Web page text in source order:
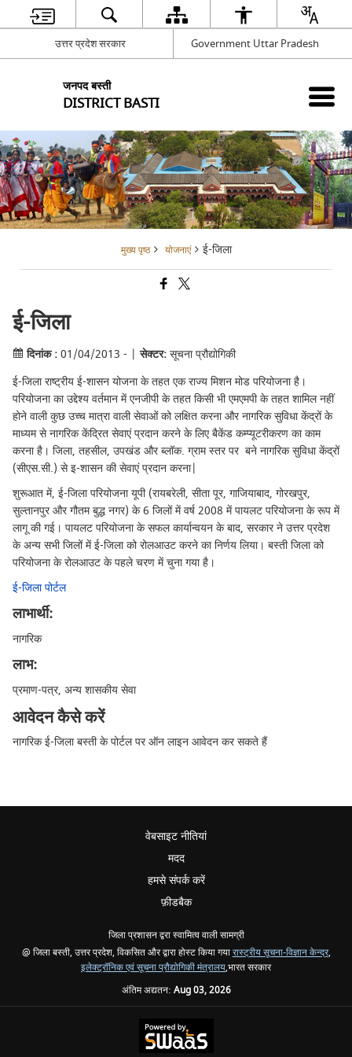
उत्तर प्रदेश सरकार Government Uttar Pradesh
जनपद बस्ती
DISTRICT BASTI
मुख्य पृष्ठ योजनाएं ई-जिला
ई-जिला
दिनांक :01/04/2013 - |सेक्टर:सूचना प्रौद्योगिकी
ई-जिला राष्ट्रीय ई-शासन योजना के तहत एक राज्य मिशन मोड परियोजना है।
परियोजना का उद्देश्य वर्तमान में एनजीपी के तहत किसी भी एमएमपी के तहत शामिल नहीं
होने वाली कुछ उच्च मात्रा वाली सेवाओं को लक्षित करना और नागरिक सुविधा केंद्रों के
माध्यम से नागरिक केंद्रित सेवाएं प्रदान करने के लिए बैकेंड कम्प्यूटरीकरण का काम
करना है। जिला, तहसील, उपखंड और ब्लॉक. ग्राम स्तर पर बने नागरिक सुविधा केंद्रों
(सीएस.सी.) से इ-शासन की सेवाएं प्रदान करना|
शुरूआत में, ई-जिला परियोजना यूपी (रायबरेली, सीता पूर, गाजियाबाद, गोरखपुर,
सुल्तानपुर और गौतम बुद्ध नगर) के 6 जिलों में वर्ष 2008 में पायलट परियोजना के रूप में
लागू की गई। पायलट परियोजना के सफल कार्यान्वयन के बाद, सरकार ने उत्तर प्रदेश
के अन्य सभी जिलों में ई-जिला को रोलआउट करने का निर्णय लिया। बस्ती जिला को
परियोजना के रोलआउट के पहले चरण में चुना गया है।
ई-जिला पोर्टल
लाभार्थी:
नागरिक
लाभ:
प्रमाण-पत्र, अन्य शासकीय सेवा
आवेदन कैसे करें
नागरिक ई-जिला बस्ती के पोर्टल पर ऑन लाइन आवेदन कर सकते हैं
वेबसाइट नीतियां
मदद
हमसे संपर्क करें
फ़ीडबैक
जिला प्रशासन द्वरा स्वामित्व वाली सामग्री
@ जिला बस्ती, उत्तर प्रदेश, विकसित और द्वारा होस्ट किया गयारास्ट्रीय सूचना-विज्ञान केन्द्र,
इलेक्ट्रॉनिक एवं सूचना प्रौद्योगिकी मंत्रालय,भारत सरकार
अंतिम अद्यतन: Aug 03, 2026